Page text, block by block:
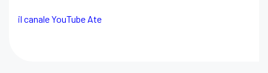
il canale YouTube Ate